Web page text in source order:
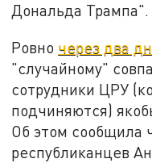
Дональда Трампа".
Ровно через два
"случайному"
сотрудники ЦРУ
подчиняются)
Об этом сообщила
республиканцев